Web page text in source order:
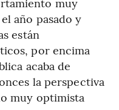
año pasado y
están
por encima
acaba de
la perspectiva
muy optimista